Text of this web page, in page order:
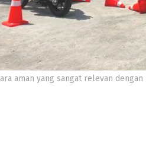
aman yang sangat relevan